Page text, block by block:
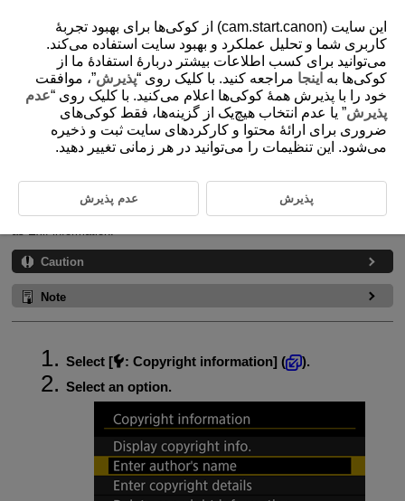
D388-229
Copyright Information
Checking the Copyright Information
When you set the copyright information, it will be recorded to the image
Caution
Note
Select [ : Copyright information] (
).
Select an option.
این سایت (cam.start.canon) از کوکی‌ها برای بهبود تجربۀ
کاربری شما و تحلیل عملکرد و بهبود سایت استفاده می‌کند.
می‌توانید برای کسب اطلاعات بیشتر دربارۀ استفادۀ ما از
کوکی‌ها به اینجا مراجعه کنید. با کلیک روی “پذیرش”، موافقت
خود را با پذیرش همۀ کوکی‌ها اعلام می‌کنید. با کلیک روی “عدم
پذیرش” یا عدم انتخاب هیچ‌یک از گزینه‌ها، فقط کوکی‌های
ضروری برای ارائۀ محتوا و کارکردهای سایت ثبت و ذخیره
می‌شود. این تنظیمات را می‌توانید در هر زمانی تغییر دهید.
پذیرش عدم پذیرش